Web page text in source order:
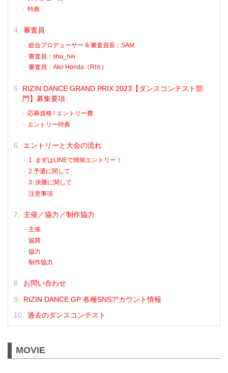
特典
審査員
総合プロデューサー & 審査員長：SAM
審査員：shu_hei
審査員：Ako Honda（Rht.）
RIZIN DANCE GRAND PRIX 2023【ダンスコンテスト部
門】募集要項
応募資格 / エントリー費
エントリー特典
エントリーと大会の流れ
1. まずはLINEで簡単エントリー！
2.予選に関して
3. 決勝に関して
注意事項
主催／協力／制作協力
主催
協賛
協力
制作協力
お問い合わせ
RIZIN DANCE GP 各種SNSアカウント情報
過去のダンスコンテスト
MOVIE